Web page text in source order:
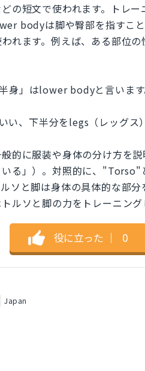
の短文で使われます。トレ
bodyは脚や臀部を指すこ
れます。例えば、ある部位
身」はlower bodyと言います
、下半分をlegs（レッグス
に服装や身体の分け方を説
いる」）。対照的に、
ソと脚は身体の具体的な部
ルソと脚の力をトレーニング
役に立った ｜ 0
Japan